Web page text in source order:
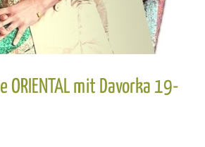
ORIENTAL mit Davorka 19-